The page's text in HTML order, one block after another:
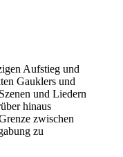
Aufstieg und
Gauklers und
und Liedern
hinaus
zwischen
zu